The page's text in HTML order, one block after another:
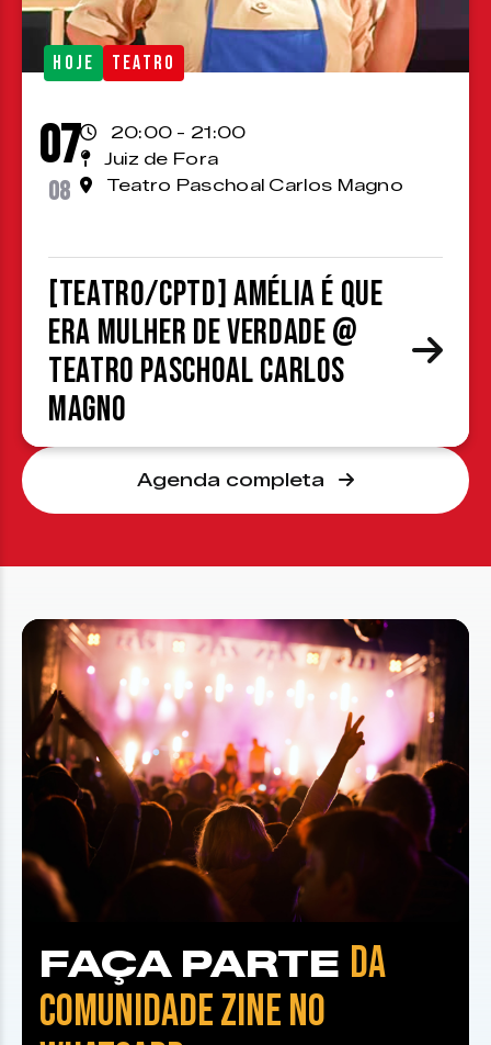
HOJE TEATRO
07
08
20:00 - 21:00
Juiz de Fora
Teatro Paschoal Carlos Magno
[TEATRO/CPTD] Amélia é que
era mulher de verdade @
Teatro Paschoal Carlos
Magno
Agenda completa
FAÇA PARTE DA
COMUNIDADE ZINE NO